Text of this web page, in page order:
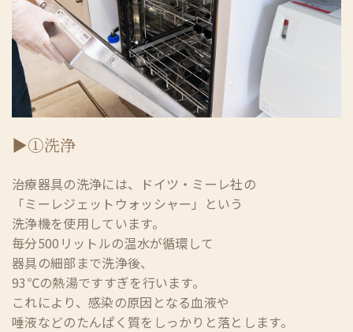
▶①洗浄
治療器具の洗浄には、ドイツ・ミーレ社の
「ミーレジェットウォッシャー」という
洗浄機を使用しています。
毎分500リットルの温水が循環して
器具の細部まで洗浄後、
93℃の熱湯ですすぎを行います。
これにより、感染の原因となる血液や
唾液などのたんぱく質をしっかりと落とします。